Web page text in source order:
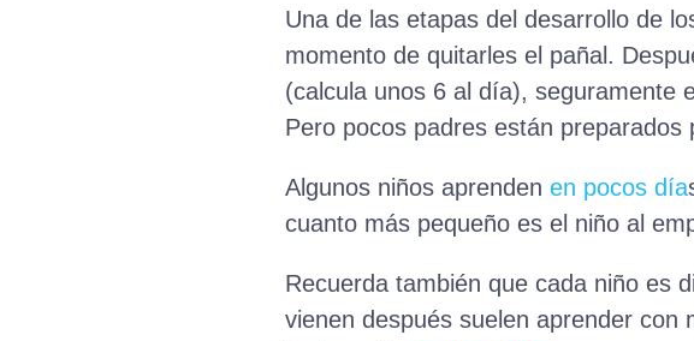
Una de las etapas del desarrollo de
momento de quitarles el pañal.
(calcula unos 6 al día), seguramente
Pero pocos padres están
Algunos niños aprenden en pocos día
cuanto más pequeño es el niño al
Recuerda también que cada niño es
vienen después suelen aprender con